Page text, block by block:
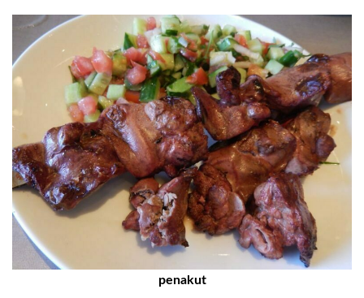
penakut